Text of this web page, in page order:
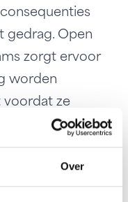
Over
gedrag. Open
zorgt ervoor
worden
voordat ze